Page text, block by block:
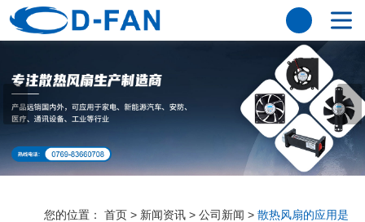
网站首页
关于香蕉APP下载安装污免费
公司简介
董事长寄语
发展历程
公司优势
企业文化
荣誉资质
企业风采
仪器设备
视频中心
产品中心
您的位置： 首页> 新闻资讯> 公司新闻 > 散热风扇的应用是